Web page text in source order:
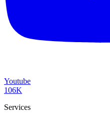
Youtube
106K
Services